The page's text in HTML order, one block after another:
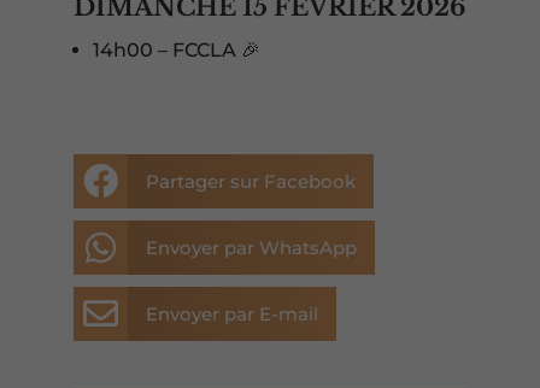
DIMANCHE 15 FÉVRIER 2026
14h00 – FCCLA 🎉
 Partager sur Facebook
 Envoyer par WhatsApp
 Envoyer par E-mail